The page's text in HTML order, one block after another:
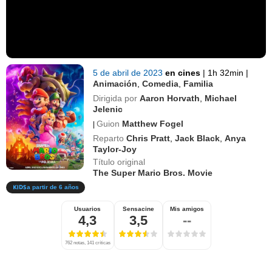
5 de abril de 2023en cines | 1h 32min |
Animación ,Comedia Familia
Dirigida por Aaron Horvath
Michael
Jelenic
| Guion Matthew Fogel
Reparto Chris Pratt ,Jack Black ,Anya
Taylor-Joy
Título original
The Super Mario Bros. Movie
a partir de 6 años
Usuarios
4,3
762 notas, 141 críticas
Sensacine
3,5
Mis amigos
--